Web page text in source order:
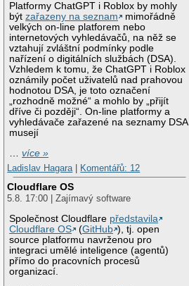
Platformy ChatGPT i Roblox by mohly
býtzařazeny na seznam
mimořádně
velkých on-line platforem nebo
internetových vyhledávačů, na něž se
vztahují zvláštní podmínky podle
nařízení o digitálních službách (DSA).
Vzhledem k tomu, že ChatGPT i Roblox
oznámily počet uživatelů nad prahovou
hodnotou DSA, je toto označení
„rozhodně možné“ a mohlo by „přijít
dříve či později“. On-line platformy a
vyhledávače zařazené na seznamy DSA
musejí
…více »
Ladislav Hagara| Komentářů: 12
Cloudflare OS
5.8. 17:00 | Zajímavý software
Společnost Cloudflare představila
Cloudflare OS
(GitHub ), tj. open
source platformu navrženou pro
integraci umělé inteligence (agentů)
přímo do pracovních procesů
organizací.